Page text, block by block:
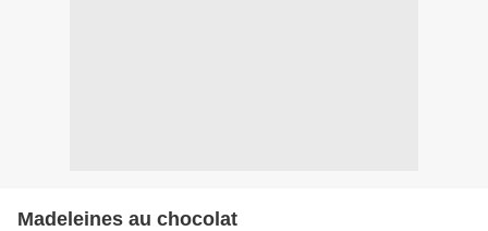
Madeleines au chocolat